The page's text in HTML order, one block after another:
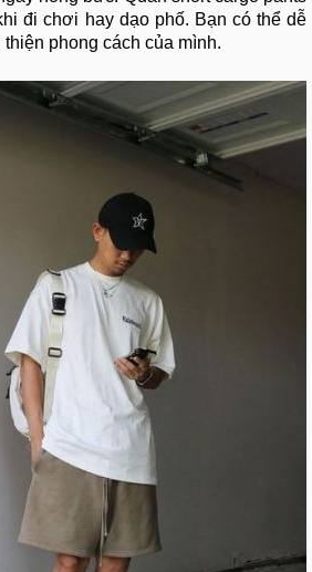
đi chơi hay dạo phố. Bạn có thể dễ
phong cách của mình.